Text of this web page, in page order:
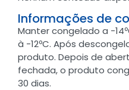
Informações de
Manter congelado a -
à -12ºC. Após
produto. Depois de
fechada, o produto
30 dias.